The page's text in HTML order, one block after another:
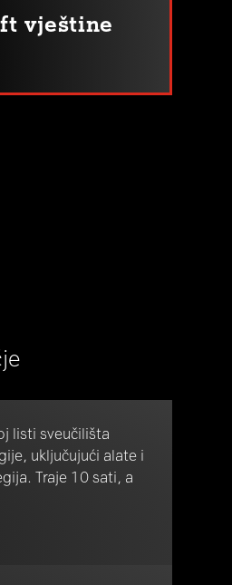
vještine
listi sveučilišta
uključujući alate i
Traje 10 sati, a